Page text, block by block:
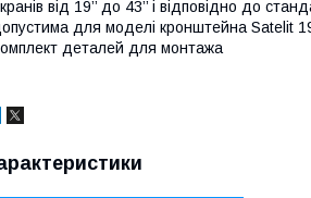
від 19’’ до 43’’ і відповідно до
для моделі кронштейна Satelit
деталей для монтажа